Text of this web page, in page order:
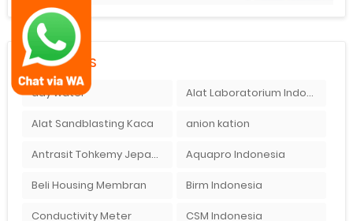
CATEGORIES
ady water Alat Laboratorium Indonesia
Alat Sandblasting Kaca anion kation
Antrasit Tohkemy Jepang Indonesia Aquapro Indonesia
Beli Housing Membran Birm Indonesia
Conductivity Meter CSM Indonesia